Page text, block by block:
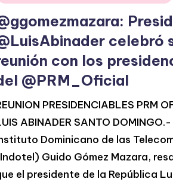
celebró
con los
@PRM_Oficial
PRESIDENCIABLES PRM
ABINADER SANTO
Dominicano de las
Guido Gómez Mazara,
el presidente de la República